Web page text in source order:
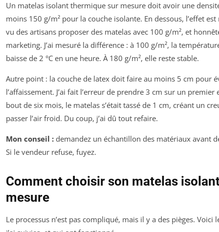
Un matelas isolant thermique sur mesure doit avoir une
moins 150 g/m² pour la couche isolante. En dessous, l’effet est
vu des artisans proposer des matelas avec 100 g/m², et
marketing. J’ai mesuré la différence : à 100 g/m², la
baisse de 2 °C en une heure. À 180 g/m², elle reste stable.
Autre point : la couche de latex doit faire au moins 5 cm pour
l’affaissement. J’ai fait l’erreur de prendre 3 cm sur un premier
bout de six mois, le matelas s’était tassé de 1 cm, créant un
passer l’air froid. Du coup, j’ai dû tout refaire.
Mon conseil : demandez un échantillon des matériaux avant
Si le vendeur refuse, fuyez.
Comment choisir son matelas
mesure
Le processus n’est pas compliqué, mais il y a des pièges. Voici